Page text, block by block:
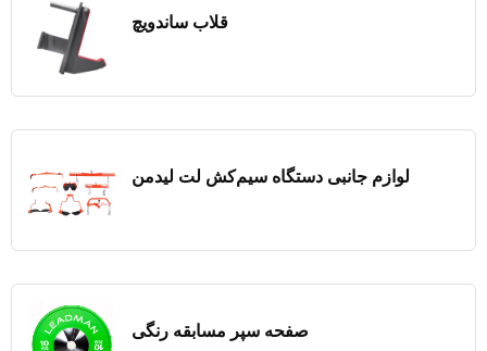
قلاب ساندویچ
لوازم جانبی دستگاه سیم‌کش لت لیدمن
صفحه سپر مسابقه رنگی